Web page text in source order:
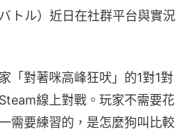
トル）近日在社群平台與實況
「對著咪高峰狂吠」的1對1對
線上對戰。玩家不需要花
需要練習的，是怎麼狗叫比較